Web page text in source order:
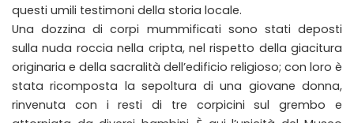
questi umili testimoni della storia locale.
Una dozzina di corpi mummificati sono stati deposti
sulla nuda roccia nella cripta, nel rispetto della giacitura
originaria e della sacralità dell’edificio religioso; con loro è
stata ricomposta la sepoltura di una giovane donna,
rinvenuta con i resti di tre corpicini sul grembo e